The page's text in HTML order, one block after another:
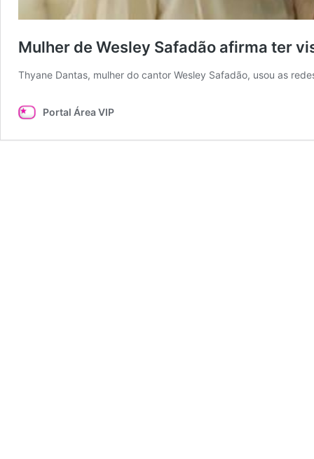
Mulher de Wesley Safadão afirma ter
Thyane Dantas, mulher do cantor Wesley Safadão, usou as
Portal Área VIP